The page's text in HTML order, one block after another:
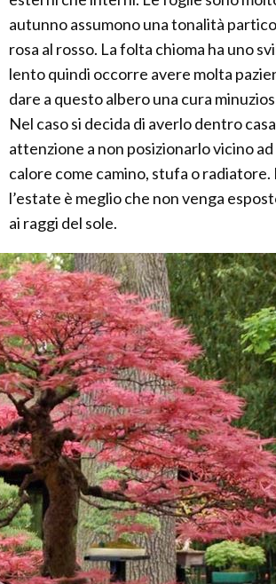
autunno assumono una tonalità
rosa al rosso. La folta chioma ha uno
lento quindi occorre avere molta
dare a questo albero una cura
Nel caso si decida di averlo dentro
attenzione a non posizionarlo vicino
calore come camino, stufa o
l’estate è meglio che non venga
ai raggi del sole.